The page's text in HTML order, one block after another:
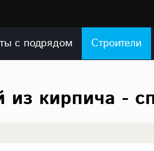
с подрядом Строители
из кирпича -